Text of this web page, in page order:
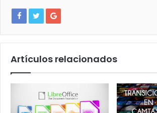
Artículos relacionados